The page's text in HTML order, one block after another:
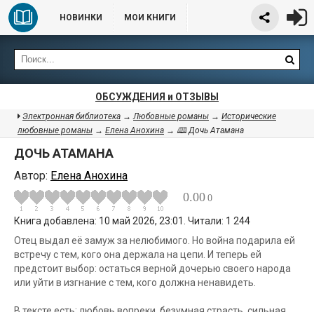
НОВИНКИ МОИ КНИГИ
ОБСУЖДЕНИЯ и ОТЗЫВЫ
Электронная библиотека →Любовные романы → Исторические
любовные романы → Елена Анохина → 🕮 Дочь Атамана
ДОЧЬ АТАМАНА
Автор: Елена Анохина
0.00 0
Книга добавлена: 10 май 2026, 23:01. Читали: 1 244
Отец выдал её замуж за нелюбимого. Но война подарила ей
встречу с тем, кого она держала на цепи. И теперь ей
предстоит выбор: остаться верной дочерью своего народа
или уйти в изгнание с тем, кого должна ненавидеть.